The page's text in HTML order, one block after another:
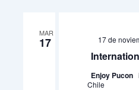
MAR
17 17 de
Enjoy Pucon
Chile